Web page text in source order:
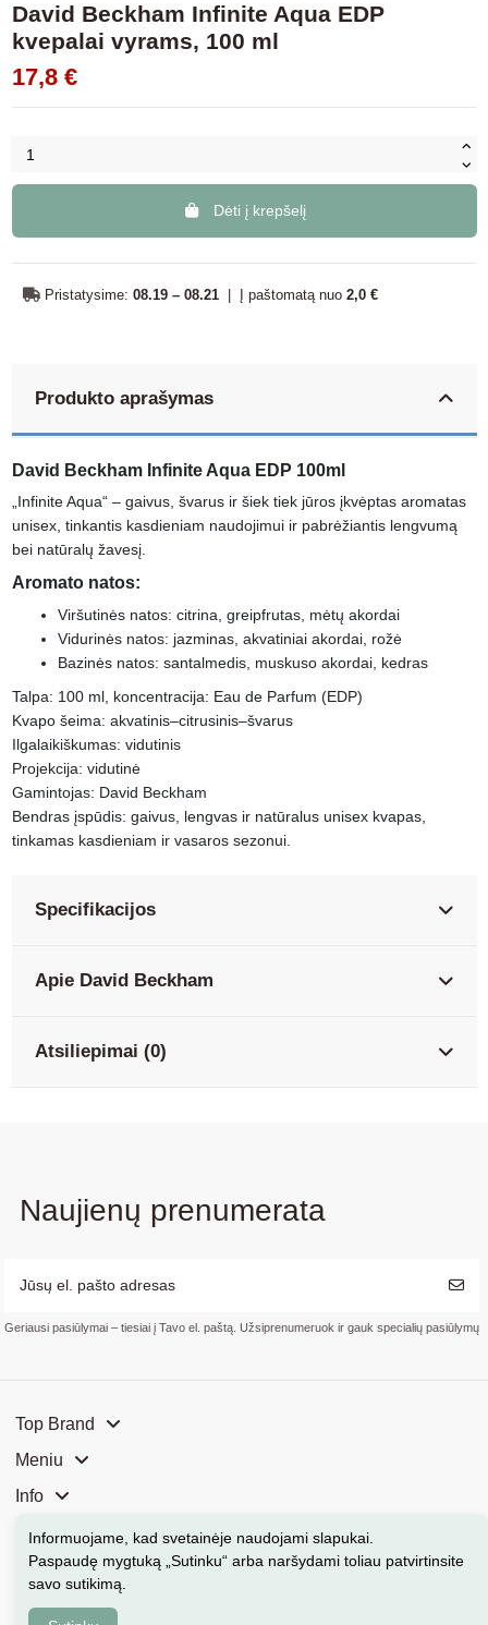
David Beckham Infinite Aqua EDP
kvepalai vyrams, 100 ml
17,8 €
Dėti į krepšelį
Pristatysime: 08.19 – 08.21 | Į paštomatą nuo 2,0 €
Produkto aprašymas
David Beckham Infinite Aqua EDP 100ml
„Infinite Aqua“ – gaivus, švarus ir šiek tiek jūros įkvėptas aromatas
unisex, tinkantis kasdieniam naudojimui ir pabrėžiantis lengvumą
bei natūralų žavesį.
Aromato natos:
Viršutinės natos: citrina, greipfrutas, mėtų akordai
Vidurinės natos: jazminas, akvatiniai akordai, rožė
Bazinės natos: santalmedis, muskuso akordai, kedras
Talpa: 100 ml, koncentracija: Eau de Parfum (EDP)
Kvapo šeima: akvatinis–citrusinis–švarus
Ilgalaikiškumas: vidutinis
Projekcija: vidutinė
Gamintojas: David Beckham
Bendras įspūdis: gaivus, lengvas ir natūralus unisex kvapas,
tinkamas kasdieniam ir vasaros sezonui.
Specifikacijos
Apie David Beckham
Atsiliepimai (0)
Naujienų prenumerata
Geriausi pasiūlymai – tiesiai į Tavo el. paštą. Užsiprenumeruok ir gauk specialių pasiūlymų
Top Brand
Meniu
Info
Mūsų parduotuvės
Kontaktai
Informuojame, kad svetainėje naudojami slapukai
Paspaudę mygtuką „Sutinku“ arba naršydami toliau patvirtinsite
savo sutikimą.